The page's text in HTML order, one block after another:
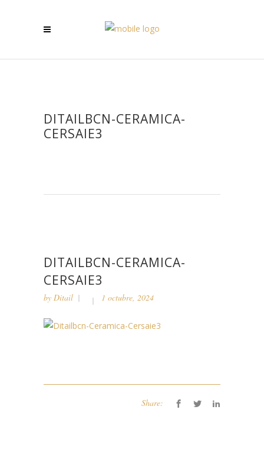
DITAILBCN-CERAMICA-
CERSAIE3
DITAILBCN-CERAMICA-
CERSAIE3
by Ditail 1 octubre, 2024
Share: